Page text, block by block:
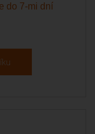
do 7-mi dní